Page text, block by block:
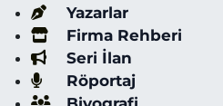
Yazarlar
Firma Rehberi
Seri İlan
Röportaj